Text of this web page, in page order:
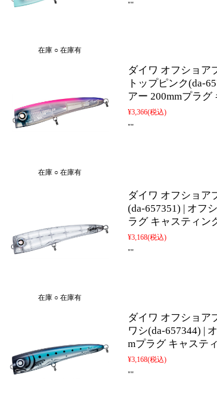
在庫 ○ 在庫有
""
在庫 ○ 在庫有
ダイワ オフショア
トップピンク(da-
アー 200mmプラ
¥3,366(税込)
""
在庫 ○ 在庫有
ダイワ オフショア
(da-657351) | オフ
ラグ キャスティン
¥3,168(税込)
""
ダイワ オフショア
ワシ(da-657344) |
mプラグ キャステ
¥3,168(税込)
""